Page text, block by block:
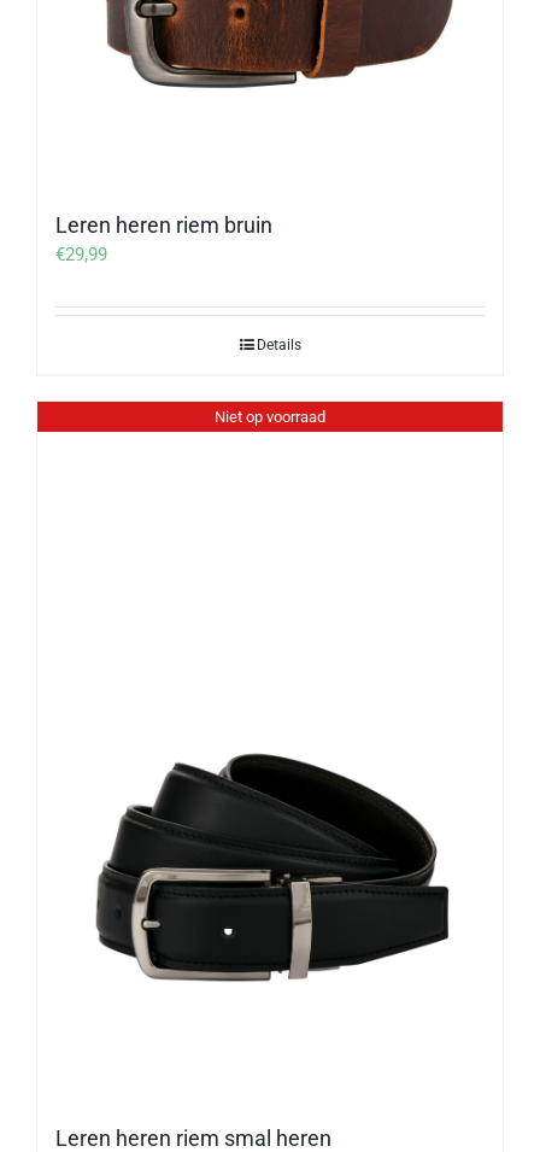
Leren heren riem bruin
€29,99
Details
Niet op voorraad
Leren heren riem smal heren